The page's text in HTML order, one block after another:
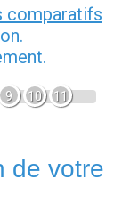
comparatifs
9 10 11
de votre